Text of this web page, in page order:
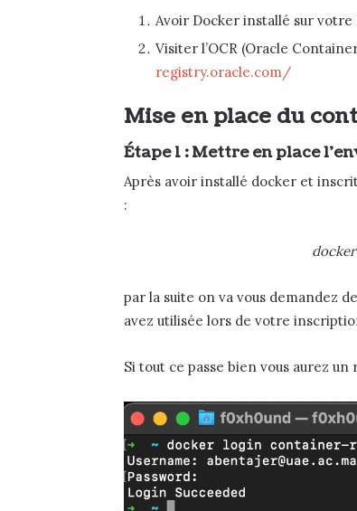
Avoir Docker installé sur votre
Visiter l’OCR (Oracle
registry.oracle.com/
Mise en place du
Étape 1 : Mettre en place
Après avoir installé docker et
:
par la suite on va vous demandez
avez utilisée lors de votre
Si tout ce passe bien vous aurez